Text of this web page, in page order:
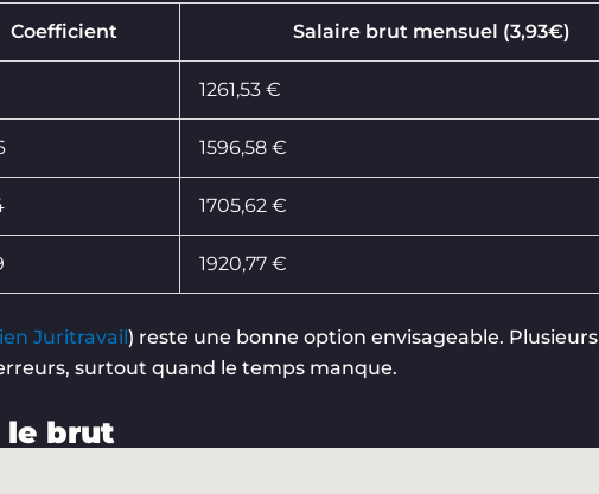
Coefficient Salaire brut mensuel (3,93€)
1261,53 €
1596,58 €
1705,62 €
1920,77 €
Juritravail) reste une bonne option envisageable. Plusieurs
surtout quand le temps manque.
le brut